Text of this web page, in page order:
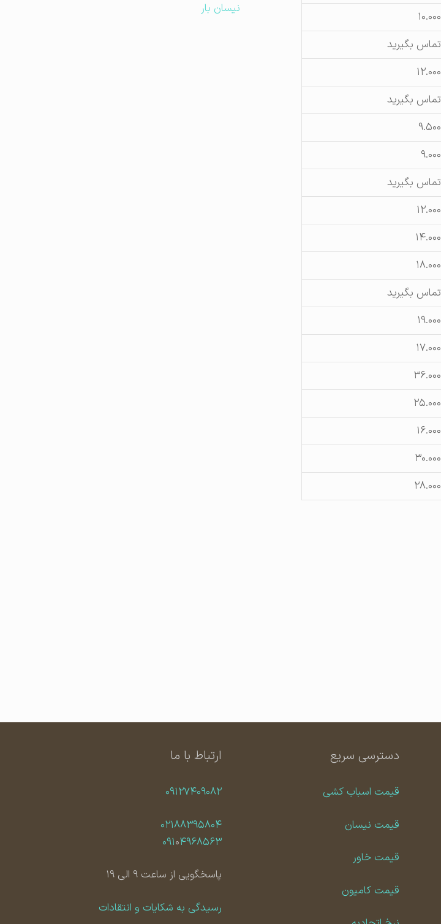
۱۰.۰۰۰
تماس بگیرید
۱۲.۰۰۰
تماس بگیرید
۹.۵۰۰
۹.۰۰۰
تماس بگیرید
۱۲.۰۰۰
۱۴.۰۰۰
۱۸.۰۰۰
تماس بگیرید
۱۹.۰۰۰
۱۷.۰۰۰
۳۶.۰۰۰
۲۵.۰۰۰
۱۶.۰۰۰
۳۰.۰۰۰
۲۸.۰۰۰
نیسان بار
دسترسی سریع
قیمت اسباب کشی
قیمت نیسان
قیمت خاور
قیمت کامیون
ارتباط با ما
۰۹۱۲۷۴۰۹۰۸۲
۰۲۱۸۸۳۹۵۸۰۴
۰۹۱۰۴۹۶۸۵۶۳
پاسخگویی از ساعت ۹ الی ۱۹
رسیدگی به شکایات و انتقادات